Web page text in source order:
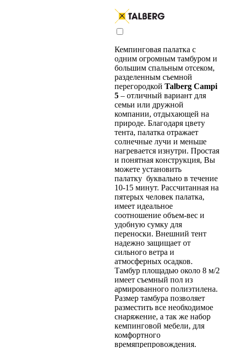
Кемпинговая палатка с
одним огромным тамбуром и
большим спальным отсеком,
разделенным съемной
перегородкой Talberg Campi
5 – отличный вариант для
семьи или дружной
компании, отдыхающей на
природе. Благодаря цвету
тента, палатка отражает
солнечные лучи и меньше
нагревается изнутри. Простая
и понятная конструкция, Вы
можете установить
палатку буквально в течение
10-15 минут. Рассчитанная на
пятерых человек палатка,
имеет идеальное
соотношение объем-вес и
удобную сумку для
переноски. Внешний тент
надежно защищает от
сильного ветра и
атмосферных осадков.
Тамбур площадью около 8 м/2
имеет съемный пол из
армированного полиэтилена.
Размер тамбура позволяет
разместить все необходимое
снаряжение, а так же набор
кемпинговой мебели, для
комфортного
времяпрепровождения.